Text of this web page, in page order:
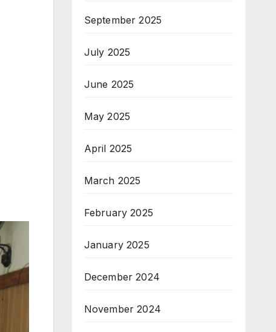
September 2025
July 2025
June 2025
May 2025
April 2025
March 2025
February 2025
January 2025
December 2024
November 2024